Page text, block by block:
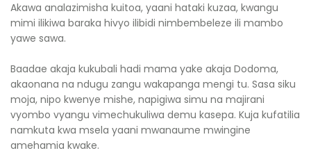
Akawa analazimisha kuitoa, yaani hataki kuzaa, kwangu
mimi ilikiwa baraka hivyo ilibidi nimbembeleze ili mambo
yawe sawa.
Baadae akaja kukubali hadi mama yake akaja Dodoma,
akaonana na ndugu zangu wakapanga mengi tu. Sasa siku
moja, nipo kwenye mishe, napigiwa simu na majirani
vyombo vyangu vimechukuliwa demu kasepa. Kuja kufatilia
namkuta kwa msela yaani mwanaume mwingine
amehamia kwake.